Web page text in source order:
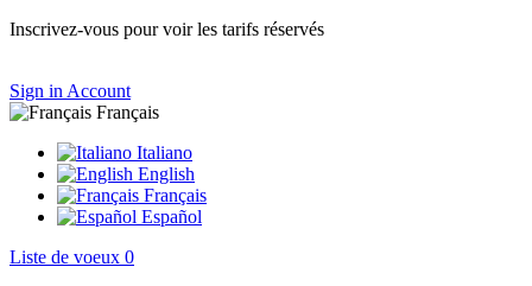
Inscrivez-vous pour voir les tarifs réservés
Sign in Account
Français
Italiano
English
Français
Español
Liste de voeux 0